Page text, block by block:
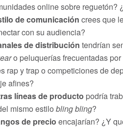
online sobre reguetón?
de comunicación crees que
con su audiencia?
de distribución tendrían
o peluquerías frecuentadas
rap y trap o competiciones de
afines?
líneas de producto podría
mismo estilo bling bling?
de precio encajarían? ¿Y